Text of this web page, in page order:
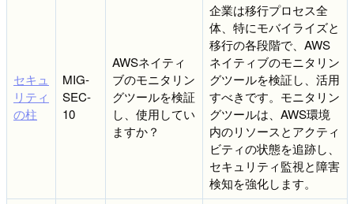
セキュ
リティ
の柱
MIG-
SEC-
10
AWSネイティ
ブのモニタリン
グツールを検証
し、使用してい
ますか？
企業は移行プロセス全
体、特にモバイライズと
移行の各段階で、AWS
ネイティブのモニタリン
グツールを検証し、活用
すべきです。モニタリン
グツールは、AWS環境
内のリソースとアクティ
ビティの状態を追跡し、
セキュリティ監視と障害
検知を強化します。